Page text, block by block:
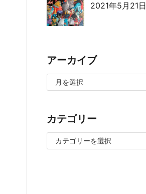
2021年5月21日
アーカイブ
カテゴリー